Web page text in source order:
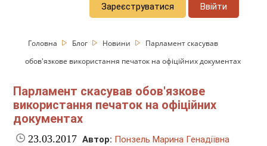
Зареєструватися Ввійти
Головна Блог Новини
Парламент скасував
обов'язкове використання печаток на офіційних документах
Парламент скасував обов'язкове
використання печаток на офіційних
документах
23.03.2017 Автор: Понзель Марина Генадіївна